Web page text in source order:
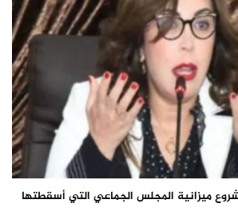
ميزانية المجلس الجماعي التي أسقطتها